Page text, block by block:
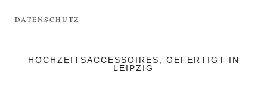
DATENSCHUTZ
HOCHZEITSACCESSOIRES, GEFERTIGT IN
LEIPZIG